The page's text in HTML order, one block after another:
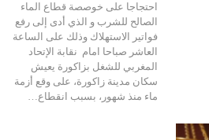
احتجاجا على خوصصة قطاع الماء
الصالح للشرب و الذي أدى إلى رفع
فواتير الاستهلاك وذلك على الساعة
العاشر صباحا امام نقابة الإتحاد
المغربي للشغل بزاكورة يعيش
سكان مدينة زاكورة، على وقع أزمة
ماء منذ شهور، بسبب انقطاع…